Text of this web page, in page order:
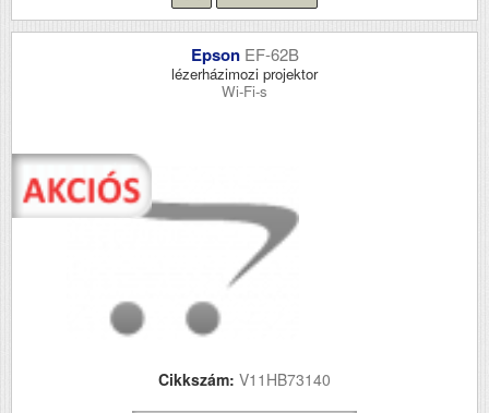
Epson EF-62B
lézerházimozi projektor
Wi-Fi-s
Cikkszám: V11HB73140